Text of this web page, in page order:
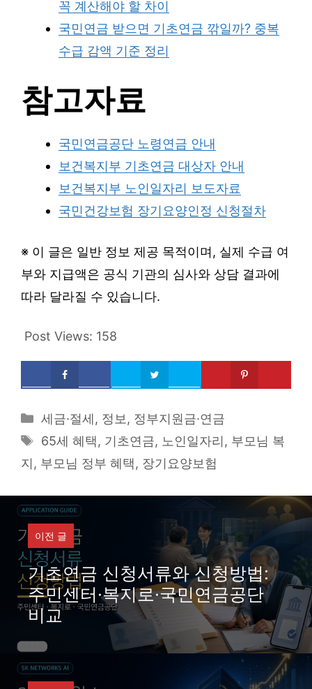
꼭 계산해야 할 차이
국민연금 받으면 기초연금 깎일까? 중복
수급 감액 기준 정리
참고자료
국민연금공단 노령연금 안내
보건복지부 기초연금 대상자 안내
보건복지부 노인일자리 보도자료
국민건강보험 장기요양인정 신청절차
※ 이 글은 일반 정보 제공 목적이며, 실제 수급 여
부와 지급액은 공식 기관의 심사와 상담 결과에
따라 달라질 수 있습니다.
Post Views: 158
Categories
세금·절세, 정보 , 정부지원금·연금
Tags
65세 혜택, 기초연금, 노인일자리, 부모님 복
지, 부모님 정부 혜택, 장기요양보험
이전 글
기초연금 신청서류와 신청방법:
주민센터·복지로·국민연금공단
비교